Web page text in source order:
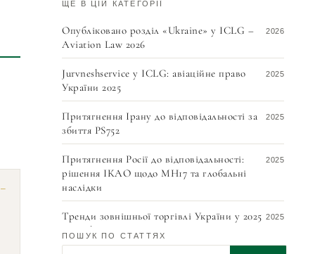
ЩЕ В ЦІЙ КАТЕГОРІЇ
Опубліковано розділ «Ukraine» у ICLG –
Aviation Law 2026
2026
Jurvneshservice у ICLG: авіаційне право
України 2025
2025
Притягнення Ірану до відповідальності за
збиття PS752
2025
Притягнення Росії до відповідальності:
рішення ІКАО щодо MH17 та глобальні
наслідки
2025
Тренди зовнішньої торгівлі України у 2025
році: фокус на Китаї, Польщі та Німеччині
2025
ПОШУК ПО СТАТТЯХ